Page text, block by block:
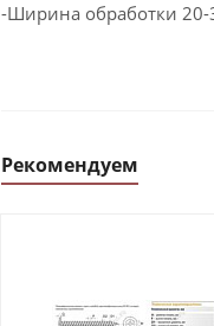
-Ширина обработки 20-
Рекомендуем